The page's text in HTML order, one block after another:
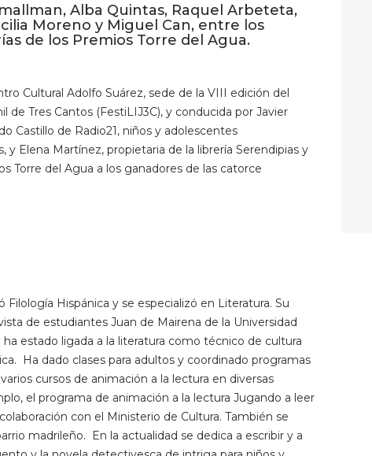
Alba Quintas, Raquel Arbeteta,
Moreno y Miguel Can, entre los
de los Premios Torre del Agua.
Cultural Adolfo Suárez, sede de la VIII edición del
Tres Cantos (FestiLIJ3C), y conducida por Javier
Castillo de Radio21, niños y adolescentes
Elena Martínez, propietaria de la librería Serendipias y
Torre del Agua a los ganadores de las catorce
Filología Hispánica y se especializó en Literatura. Su
de estudiantes Juan de Mairena de la Universidad
estado ligada a la literatura como técnico de cultura
Ha dado clases para adultos y coordinado programas
cursos de animación a la lectura en diversas
el programa de animación a la lectura Jugando a leer
con el Ministerio de Cultura. También se
madrileño. En la actualidad se dedica a escribir y a